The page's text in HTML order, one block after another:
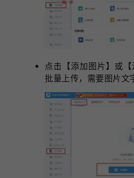
点击【添加图片】或【
批量上传，需要图片文